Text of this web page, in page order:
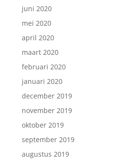
juni 2020
mei 2020
april 2020
maart 2020
februari 2020
januari 2020
december 2019
november 2019
oktober 2019
september 2019
augustus 2019